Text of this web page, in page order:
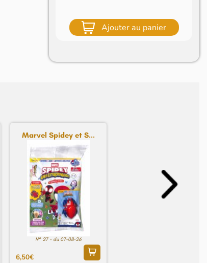
Ajouter au panier
Marvel Spidey et S...
N° 27 - du 07-08-26
6,50€